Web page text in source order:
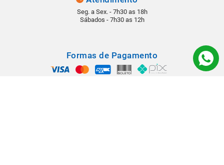
Seg. a Sex. - 7h30 as 18h
Sábados - 7h30 as 12h
Formas de Pagamento